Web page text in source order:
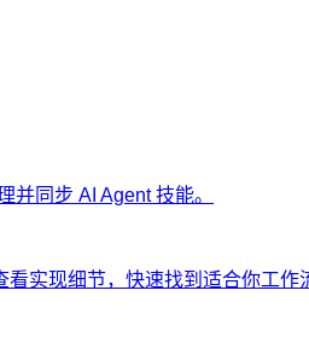
并同步 AI Agent 技能。
实现细节，快速找到适合你工作